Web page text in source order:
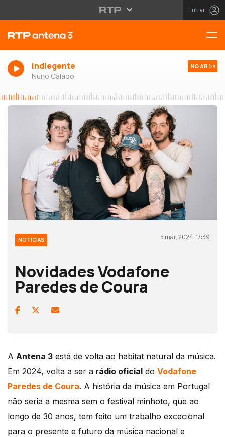
Entrar
Indiegente
Nuno Calado
NO AR
NOTÍCIAS 5 mar, 2024, 17:39
Novidades Vodafone
Paredes de Coura
A Antena 3 está de volta ao habitat natural da música.
Em 2024, volta a ser a rádio oficial do Vodafone
Paredes de Coura. A história da música em Portugal
não seria a mesma sem o festival minhoto, que ao
longo de 30 anos, tem feito um trabalho excecional
para o presente e futuro da música nacional e